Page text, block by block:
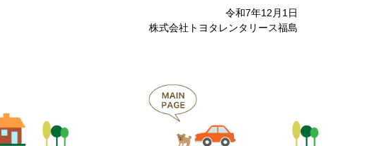
令和7年12月1日
株式会社トヨタレンタリース福島